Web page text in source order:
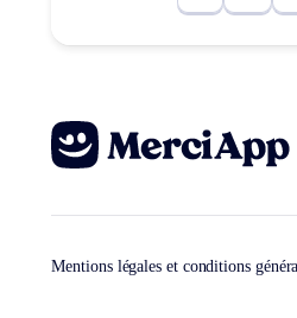
Mentions légales et conditions